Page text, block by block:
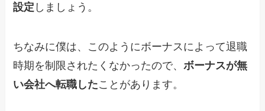
設定 しましょう。
ちなみに僕は、このようにボーナスによって退職
時期を制限されたくなかったので、ボーナスが無
い会社へ転職したことがあります。